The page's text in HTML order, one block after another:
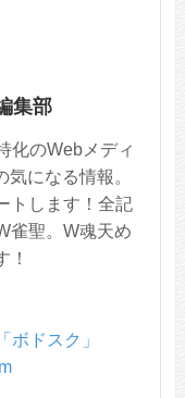
集部
化のWebメディ
になる情報。
トします！全記
雀聖。W魂天め
！
ボドスク」